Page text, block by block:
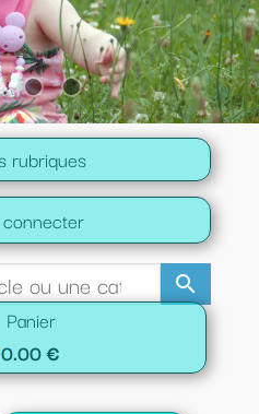
rubriques
search
Panier
0.00 €